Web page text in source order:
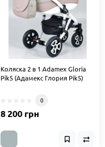
Коляска 2 в 1 Adamex Gloria
Pik5 (Адамекс Глория Pik5)
0
8 200 грн